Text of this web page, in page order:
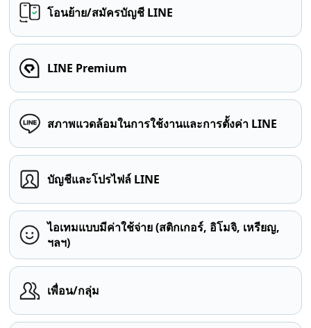
โอนย้าย/สมัครบัญชี LINE
LINE Premium
สภาพแวดล้อมในการใช้งานและการตั้งค่า LINE
บัญชีและโปรไฟล์ LINE
ไอเทมแบบมีค่าใช้จ่าย (สติกเกอร์, อิโมจิ, เหรียญ,
ฯลฯ)
เพื่อน/กลุ่ม